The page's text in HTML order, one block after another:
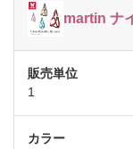
martin ナ
1